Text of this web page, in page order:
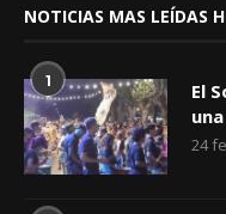
NOTICIAS MAS LEÍDAS
1
El
24